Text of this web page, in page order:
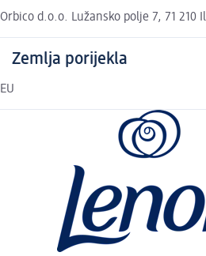
Orbico d.o.o. Lužansko polje 7, 71 210
Zemlja porijekla
EU